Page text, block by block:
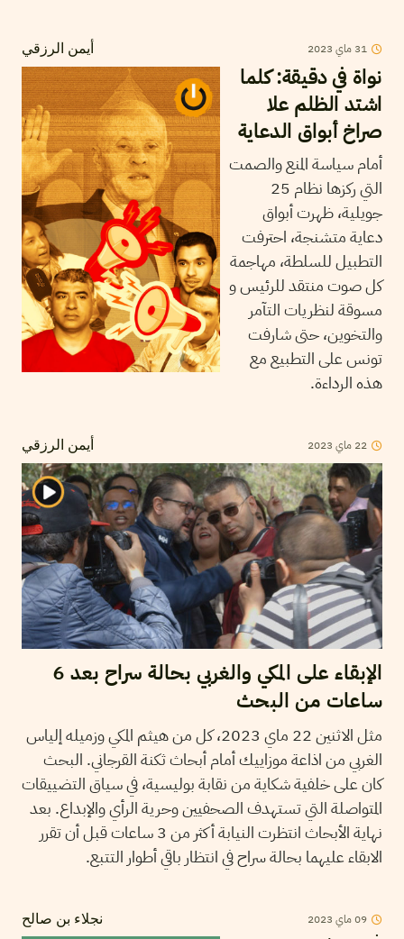
أيمن الرزقي 31 ماي 2023
نواة في دقيقة: كلما
اشتد الظلم علا
صراخ أبواق الدعاية
أمام سياسة المنع والصمت
التي ركزها نظام 25
جويلية، ظهرت أبواق
دعاية متشنجة، احترفت
التطبيل للسلطة، مهاجمة
كل صوت منتقد للرئيس و
مسوقة لنظريات التآمر
والتخوين، حتى شارفت
تونس على التطبيع مع
هذه الرداءة.
أيمن الرزقي 22 ماي 2023
الإبقاء على المكي والغربي بحالة سراح بعد 6
ساعات من البحث
مثل الاثنين 22 ماي 2023، كل من هيثم المكي وزميله إلياس
الغربي من اذاعة موزاييك أمام أبحاث ثكنة القرجاني. البحث
كان على خلفية شكاية من نقابة بوليسية، في سياق التضييقات
المتواصلة التي تستهدف الصحفيين وحرية الرأي والإبداع. بعد
نهاية الأبحاث انتظرت النيابة أكثر من 3 ساعات قبل أن تقرر
الابقاء عليهما بحالة سراح في انتظار باقي أطوار التتبع.
نجلاء بن صالح 09ماي 2023